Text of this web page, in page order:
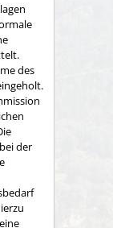
des
der